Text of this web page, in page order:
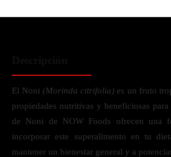
El Noni (Morinda citrifolia) es un fruto
propiedades nutritivas y beneficiosas
de Noni de NOW Foods ofrecen una
incorporar este superalimento en tu
mantener un bienestar general y a